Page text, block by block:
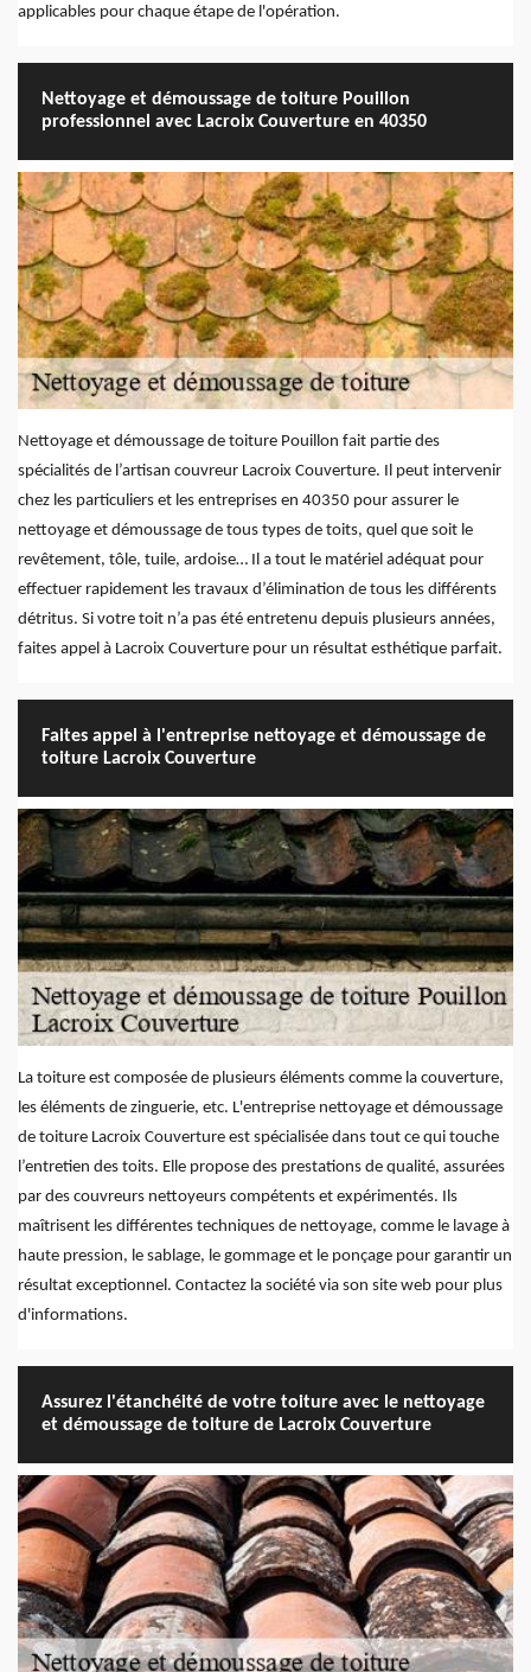
applicables pour chaque étape de l'opération.
Nettoyage et démoussage de toiture Pouillon
professionnel avec Lacroix Couverture en 40350
Nettoyage et démoussage de toiture Pouillon fait partie des
spécialités de l’artisan couvreur Lacroix Couverture. Il peut intervenir
chez les particuliers et les entreprises en 40350 pour assurer le
nettoyage et démoussage de tous types de toits, quel que soit le
revêtement, tôle, tuile, ardoise… Il a tout le matériel adéquat pour
effectuer rapidement les travaux d’élimination de tous les différents
détritus. Si votre toit n’a pas été entretenu depuis plusieurs années,
faites appel à Lacroix Couverture pour un résultat esthétique parfait.
Faites appel à l'entreprise nettoyage et démoussage de
toiture Lacroix Couverture
La toiture est composée de plusieurs éléments comme la couverture,
les éléments de zinguerie, etc. L'entreprise nettoyage et démoussage
de toiture Lacroix Couverture est spécialisée dans tout ce qui touche
l’entretien des toits. Elle propose des prestations de qualité, assurées
par des couvreurs nettoyeurs compétents et expérimentés. Ils
maîtrisent les différentes techniques de nettoyage, comme le lavage à
haute pression, le sablage, le gommage et le ponçage pour garantir un
résultat exceptionnel. Contactez la société via son site web pour plus
d'informations.
Assurez l'étanchéité de votre toiture avec le nettoyage
et démoussage de toiture de Lacroix Couverture